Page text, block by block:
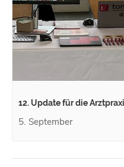
12. Update für die
5. September